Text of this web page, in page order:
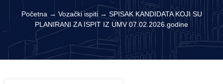
Početna → Vozački ispiti→ SPISAK KANDIDATA KOJI SU
PLANIRANI ZA ISPIT IZ UMV 07.02.2026.godine